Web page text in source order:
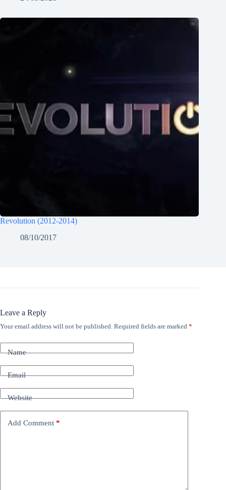
Revolution (2012-2014)
08/10/2017
Leave a Reply
Your email address will not be published. Required fields are marked *
Name
Email
Website
Add Comment *